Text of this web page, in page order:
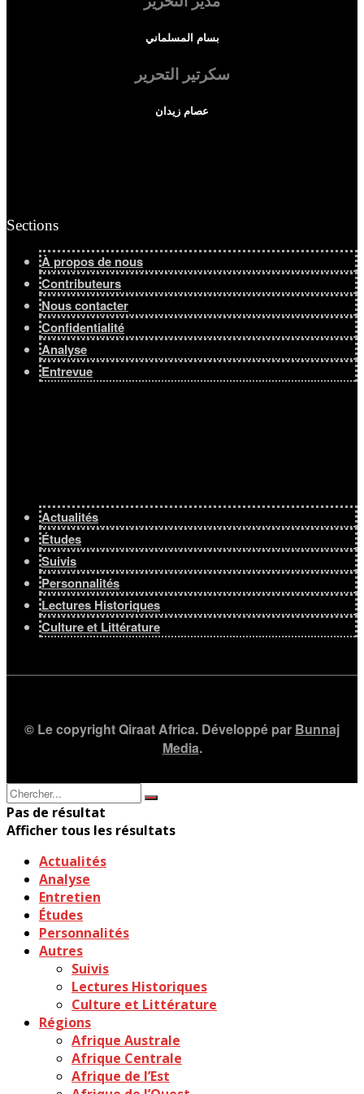
Afficher tous les résultats
بسام المسلماني
سكرتير التحرير
عصام زيدان
Sections
À propos de nous
Contributeurs
Nous contacter
Confidentialité
Analyse
Entrevue
Actualités
Études
Suivis
Personnalités
Lectures Historiques
Culture et Littérature
© Le copyright Qiraat Africa. Développé par Bunnaj
Media.
Pas de résultat
Afficher tous les résultats
Actualités
Analyse
Entretien
Études
Personnalités
Autres
Suivis
Lectures Historiques
Culture et Littérature
Régions
Afrique Australe
Afrique Centrale
Afrique de l’Est